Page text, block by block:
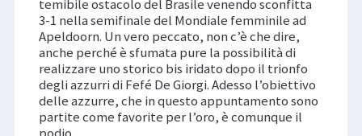
temibile ostacolo del Brasile venendo sconfitta
3-1 nella semifinale del Mondiale femminile ad
Apeldoorn. Un vero peccato, non c’è che dire,
anche perché è sfumata pure la possibilità di
realizzare uno storico bis iridato dopo il trionfo
degli azzurri di Fefé De Giorgi. Adesso l’obiettivo
delle azzurre, che in questo appuntamento sono
partite come favorite per l’oro, è comunque il